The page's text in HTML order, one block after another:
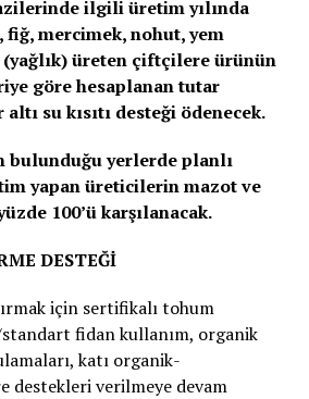
ilgili üretim yılında
fiğ, mercimek, nohut, yem
üreten çiftçilere ürünün
göre hesaplanan tutar
su kısıtı desteği ödenecek.
bulunduğu yerlerde planlı
yapan üreticilerin mazot ve
100’ü karşılanacak.
DESTEĞİ
için sertifikalı tohum
fidan kullanım, organik
katı organik-
destekleri verilmeye devam